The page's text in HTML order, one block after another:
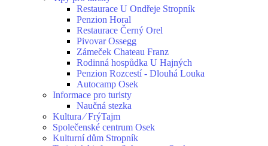
Restaurace U Ondřeje Stropník
Penzion Horal
Restaurace Černý Orel
Pivovar Ossegg
Zámeček Chateau Franz
Rodinná hospůdka U Hajných
Penzion Rozcestí - Dlouhá Louka
Autocamp Osek
Informace pro turisty
Naučná stezka
Kultura ⁄ FrýTajm
Společenské centrum Osek
Kulturní dům Stropník